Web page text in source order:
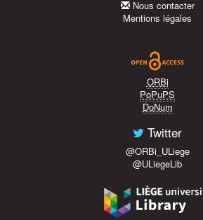
Nous contacter
Mentions légales
ORBi
PoPuPS
DoNum
Twitter
@ORBi_ULiege
@ULiegeLib